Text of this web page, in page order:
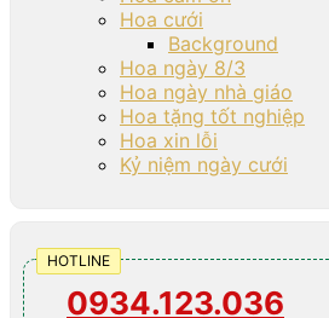
Hoa cưới
Background
Hoa ngày 8/3
Hoa ngày nhà giáo
Hoa tặng tốt nghiệp
Hoa xin lỗi
Kỷ niệm ngày cưới
HOTLINE
0934.123.036